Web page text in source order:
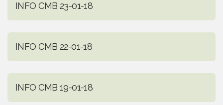
INFO CMB 23-01-18
INFO CMB 22-01-18
INFO CMB 19-01-18